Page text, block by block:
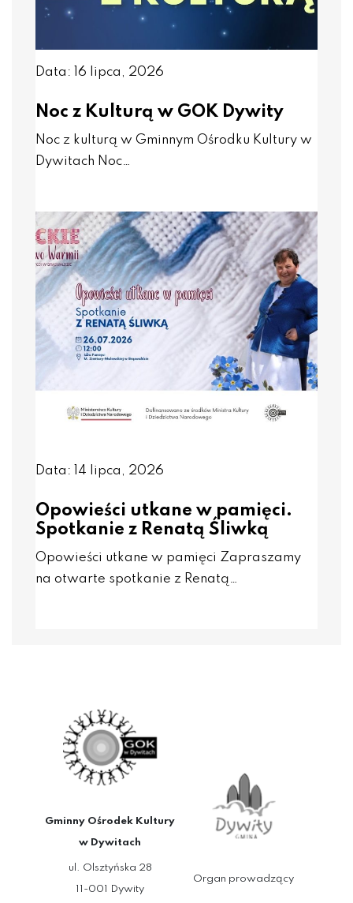
Data: 16 lipca, 2026
Noc z Kulturą w GOK Dywity
Noc z kulturą w Gminnym Ośrodku Kultury w
Dywitach Noc…
Data: 14 lipca, 2026
Opowieści utkane w pamięci.
Spotkanie z Renatą Śliwką
Opowieści utkane w pamięci Zapraszamy
na otwarte spotkanie z Renatą…
Gminny Ośrodek Kultury
w Dywitach
ul. Olsztyńska 28
11-001 Dywity
Organ prowadzący